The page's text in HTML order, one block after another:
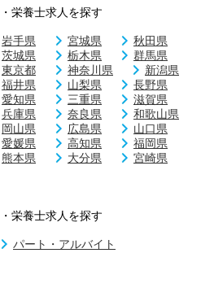
栄養士求人を探す
岩手県 宮城県
秋田県
茨城県 栃木県
群馬県
東京都 神奈川県
新潟県
福井県 山梨県
長野県
愛知県 三重県
滋賀県
兵庫県 奈良県
和歌山県
岡山県 広島県
山口県
愛媛県 高知県
福岡県
熊本県 大分県
宮崎県
栄養士求人を探す
パート・アルバイト